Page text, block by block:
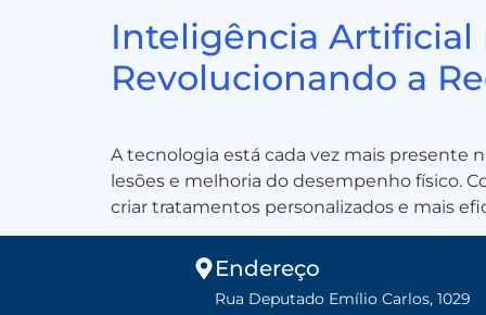
Inteligência Artificial
Revolucionando a
A tecnologia está cada vez mais presente
lesões e melhoria do desempenho físico.
criar tratamentos personalizados e mais
Endereço
Rua Deputado Emílio Carlos, 1029